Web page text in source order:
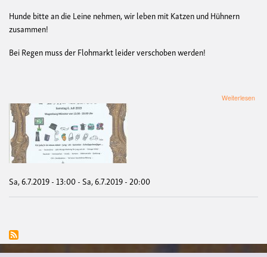
Hunde bitte an die Leine nehmen, wir leben mit Katzen und Hühnern
zusammen!
Bei Regen muss der Flohmarkt leider verschoben werden!
Weiterlesen
Sa, 6.7.2019 - 13:00-Sa, 6.7.2019 - 20:00